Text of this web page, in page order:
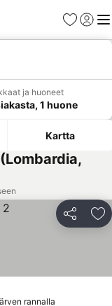
Suosikit
ja huoneet
1 huone
Kartta
Jaa
rannalla